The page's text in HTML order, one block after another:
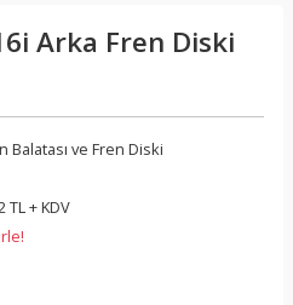
Arka Fren Diski
Balatası ve Fren Diski
TL + KDV